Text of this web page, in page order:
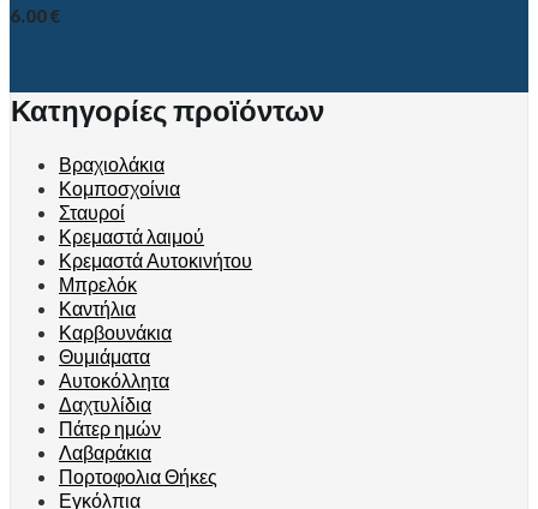
6.00€
Κατηγορίες προϊόντων
Βραχιολάκια
Κομποσχοίνια
Σταυροί
Κρεμαστά λαιμού
Κρεμαστά Αυτοκινήτου
Μπρελόκ
Καντήλια
Καρβουνάκια
Θυμιάματα
Αυτοκόλλητα
Δαχτυλίδια
Πάτερ ημών
Λαβαράκια
Πορτοφολια Θήκες
Εγκόλπια